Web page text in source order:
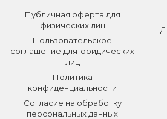
Публичная оферта для
физических лиц
Пользовательское
соглашение для юридических
лиц
Политика
конфиденциальности
Согласие на обработку
персональных данных